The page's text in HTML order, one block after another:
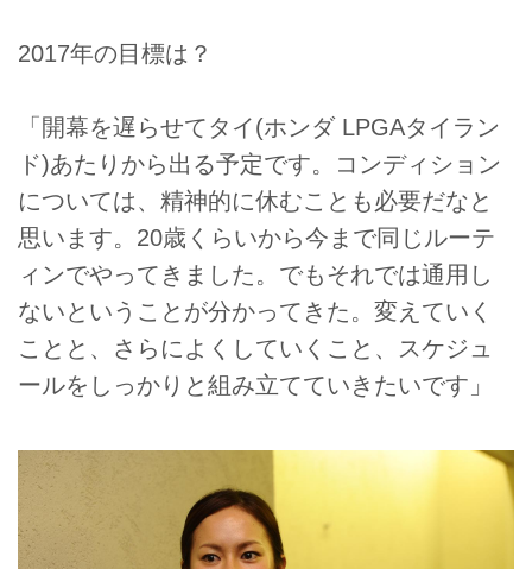
2017年の目標は？
「開幕を遅らせてタイ(ホンダ LPGAタイラン
ド)あたりから出る予定です。コンディション
については、精神的に休むことも必要だなと
思います。20歳くらいから今まで同じルーテ
ィンでやってきました。でもそれでは通用し
ないということが分かってきた。変えていく
ことと、さらによくしていくこと、スケジュ
ールをしっかりと組み立てていきたいです」